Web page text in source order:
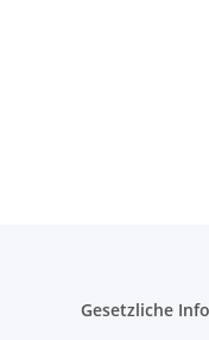
Gesetzliche